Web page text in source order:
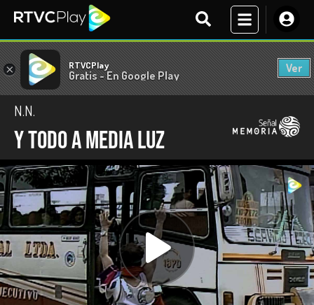
× RTVCPlay
Gratis - En Google Play
Ver
N.N.
Y todo a media luz